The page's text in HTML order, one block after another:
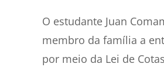
O estudante Juan
membro da família a
por meio da Lei de